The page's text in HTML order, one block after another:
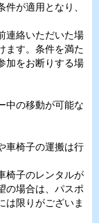
が適用となり、
連絡いただいた場
ます。条件を満た
加をお断りする場
中の移動が可能な
車椅子の運搬は行
椅子のレンタルが
の場合は、パスポ
は限りがございま